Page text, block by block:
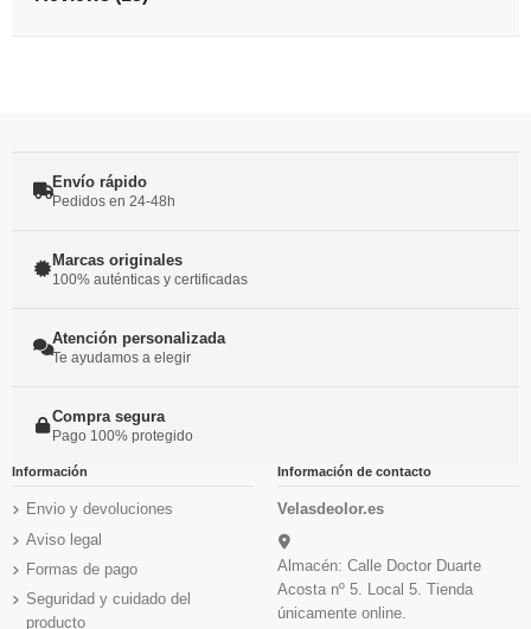
Envío rápido
Pedidos en 24-48h
Marcas originales
100% auténticas y certificadas
Atención personalizada
Te ayudamos a elegir
Compra segura
Pago 100% protegido
Información
Envio y devoluciones
Aviso legal
Formas de pago
Seguridad y cuidado del
producto
Información de contacto
Velasdeolor.es
Almacén: Calle Doctor Duarte
Acosta nº 5. Local 5. Tienda
únicamente online.